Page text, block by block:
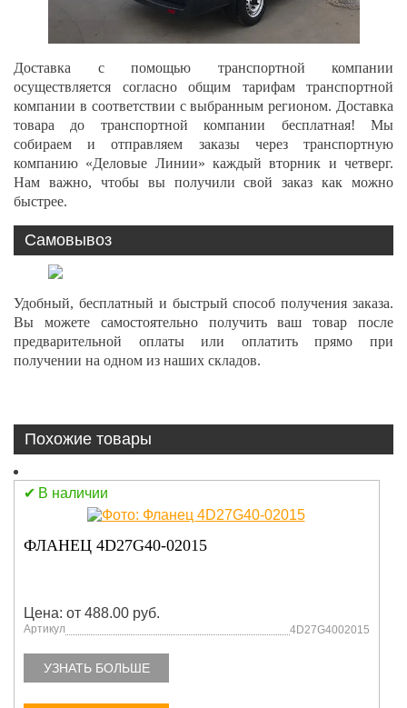
Доставка с помощью транспортной компании
осуществляется согласно общим тарифам транспортной
компании в соответствии с выбранным регионом. Доставка
товара до транспортной компании бесплатная! Мы
собираем и отправляем заказы через транспортную
компанию «Деловые Линии» каждый вторник и четверг.
Нам важно, чтобы вы получили свой заказ как можно
быстрее.
Самовывоз
Удобный, бесплатный и быстрый способ получения заказа.
Вы можете самостоятельно получить ваш товар после
предварительной оплаты или оплатить прямо при
получении на одном из наших складов.
Похожие товары
В наличии
ФЛАНЕЦ 4D27G40-02015
Цена: от 488.00 руб.
Артикул 4D27G4002015
УЗНАТЬ БОЛЬШЕ